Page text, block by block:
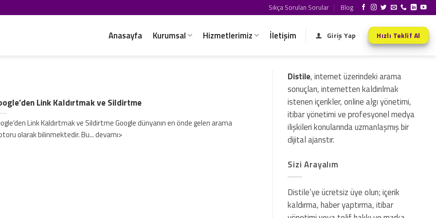
Sıkça Sorulan Sorular Blog
Anasayfa Kurumsal Hizmetlerimiz İletişim Giriş Yap Hızlı Teklif Al
Link Kaldırtmak ve Sildirtme
Link Kaldırtmak ve Sildirtme Google dünyanın en önde gelen arama
olarak bilinmektedir. Bu... devamı>
Distile, internet üzerindeki arama
sonuçları, internetten kaldırılmak
istenen içerikler, online algı yönetimi,
itibar yönetimi ve profesyonel medya
ilişkileri konularında uzmanlaşmış bir
dijital ajanstır.
Sizi Arayalım
Distile’ye ücretsiz üye olun; içerik
kaldırma, haber yaptırma, itibar